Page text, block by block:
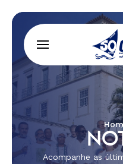
Acompanhe as